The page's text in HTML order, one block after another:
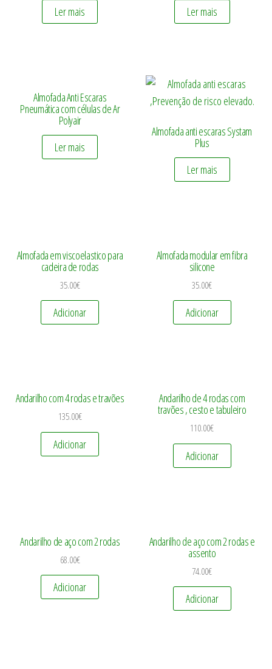
Ler mais
Ler mais
Almofada Anti Escaras
Pneumática com células de Ar
Polyair
Ler mais
Almofada anti escaras Systam
Plus
Ler mais
Almofada em viscoelastico para
cadeira de rodas
35.00€
Adicionar
Almofada modular em fibra
silicone
35.00€
Adicionar
Andarilho com 4 rodas e travões
135.00€
Adicionar
Andarilho de 4 rodas com
travões , cesto e tabuleiro
110.00€
Adicionar
Andarilho de aço com 2 rodas
68.00€
Adicionar
Andarilho de aço com 2 rodas e
assento
74.00€
Adicionar